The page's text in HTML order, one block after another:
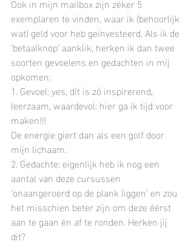
exemplaren te vinden, waar ik (behoorlijk
wat) geld voor heb geïnvesteerd. Als ik de
‘betaalknop’ aanklik, herken ik dan twee
soorten gevoelens en gedachten in mij
opkomen:
1. Gevoel: yes, dít is zó inspirerend,
leerzaam, waardevol: hier ga ik tijd voor
maken!!!
De energie giert dan als een golf door
mijn lichaam.
2. Gedachte: eigenlijk heb ik nog een
aantal van deze cursussen
‘onaangeroerd op de plank liggen’ en zou
het misschien beter zijn om deze éérst
aan te gaan én af te ronden. Herken jij
dit?